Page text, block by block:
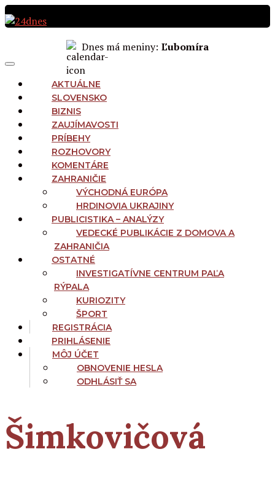
Preskočiť
na
Dnes má meniny: Ľubomíra
NAVIGATION
Menu
AKTUÁLNE
SLOVENSKO
BIZNIS
ZAUJÍMAVOSTI
PRÍBEHY
ROZHOVORY
KOMENTÁRE
ZAHRANIČIE
VÝCHODNÁ EURÓPA
HRDINOVIA UKRAJINY
PUBLICISTIKA – ANALÝZY
VEDECKÉ PUBLIKÁCIE Z DOMOVA A
ZAHRANIČIA
OSTATNÉ
INVESTIGATÍVNE CENTRUM PAĽA
RÝPALA
KURIOZITY
ŠPORT
REGISTRÁCIA
PRIHLÁSENIE
MÔJ ÚČET
OBNOVENIE HESLA
ODHLÁSIŤ SA
Šimkovičová